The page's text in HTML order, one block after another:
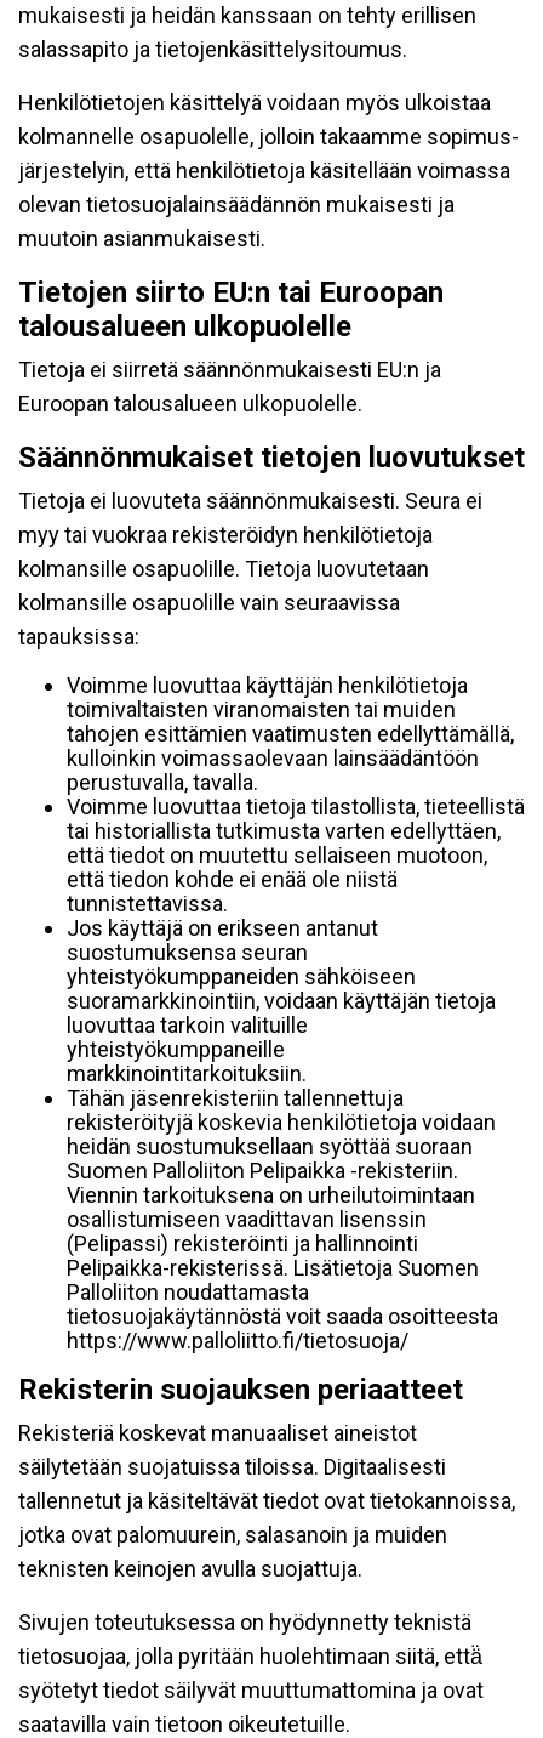
mukaisesti ja heidän kanssaan on tehty erillisen
salassapito ja tietojenkäsittelysitoumus.
Henkilötietojen käsittelyä voidaan myös ulkoistaa
kolmannelle osapuolelle, jolloin takaamme sopimus-
järjestelyin, että henkilötietoja käsitellään voimassa
olevan tietosuojalainsäädännön mukaisesti ja
muutoin asianmukaisesti.
Tietojen siirto EU:n tai Euroopan
talousalueen ulkopuolelle
Tietoja ei siirretä säännönmukaisesti EU:n ja
Euroopan talousalueen ulkopuolelle.
Säännönmukaiset tietojen luovutukset
Tietoja ei luovuteta säännönmukaisesti. Seura ei
myy tai vuokraa rekisteröidyn henkilötietoja
kolmansille osapuolille. Tietoja luovutetaan
kolmansille osapuolille vain seuraavissa
tapauksissa:
Voimme luovuttaa käyttäjän henkilötietoja
toimivaltaisten viranomaisten tai muiden
tahojen esittämien vaatimusten edellyttämällä,
kulloinkin voimassaolevaan lainsäädäntöön
perustuvalla, tavalla.
Voimme luovuttaa tietoja tilastollista, tieteellistä
tai historiallista tutkimusta varten edellyttäen,
että tiedot on muutettu sellaiseen muotoon,
että tiedon kohde ei enää ole niistä
tunnistettavissa.
Jos käyttäjä on erikseen antanut
suostumuksensa seuran
yhteistyökumppaneiden sähköiseen
suoramarkkinointiin, voidaan käyttäjän tietoja
luovuttaa tarkoin valituille
yhteistyökumppaneille
markkinointitarkoituksiin.
Tähän jäsenrekisteriin tallennettuja
rekisteröityjä koskevia henkilötietoja voidaan
heidän suostumuksellaan syöttää suoraan
Suomen Palloliiton Pelipaikka -rekisteriin.
Viennin tarkoituksena on urheilutoimintaan
osallistumiseen vaadittavan lisenssin
(Pelipassi) rekisteröinti ja hallinnointi
Pelipaikka-rekisterissä. Lisätietoja Suomen
Palloliiton noudattamasta
tietosuojakäytännöstä voit saada osoitteesta
https://www.palloliitto.fi/tietosuoja/
Rekisterin suojauksen periaatteet
Rekisteriä koskevat manuaaliset aineistot
säilytetään suojatuissa tiloissa. Digitaalisesti
tallennetut ja käsiteltävät tiedot ovat tietokannoissa,
jotka ovat palomuurein, salasanoin ja muiden
teknisten keinojen avulla suojattuja.
Sivujen toteutuksessa on hyödynnetty teknistä
tietosuojaa, jolla pyritään huolehtimaan siitä, että̈
syötetyt tiedot säilyvät muuttumattomina ja ovat
saatavilla vain tietoon oikeutetuille.